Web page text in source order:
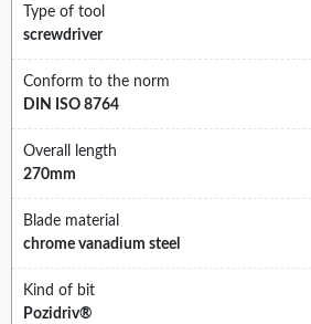
Type of tool
screwdriver
Conform to the norm
DIN ISO 8764
Overall length
270mm
Blade material
chrome vanadium steel
Kind of bit
Pozidriv®